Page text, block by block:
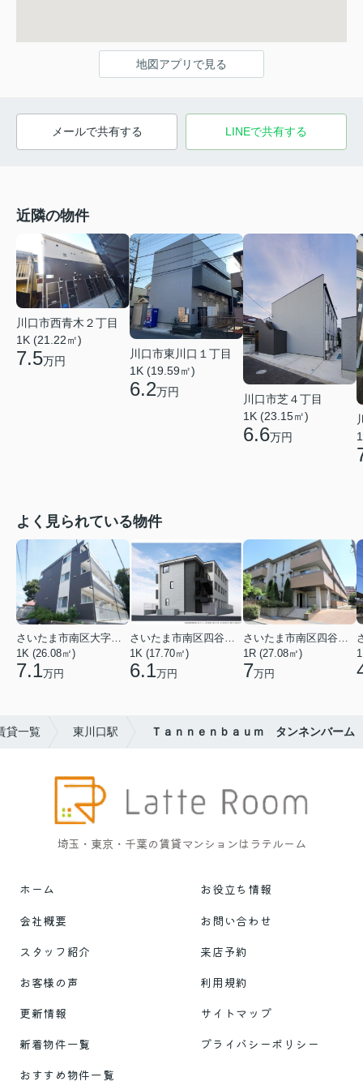
地図アプリで見る
メールで共有する LINEで共有する
近隣の物件
川口市西青木２丁目
1K (21.22㎡)
7.5万円
川口市東川口１丁目
1K (19.59㎡)
6.2万円
川口市芝４丁目
1K (23.15㎡)
6.6万円
よく見られている物件
1K (26.08㎡)
7.1万円
1K (17.70㎡)
6.1万円
1R (27.08㎡)
7万円
貸一覧 東川口駅 Ｔａｎｎｅｎｂａｕｍ タンネンバーム
埼玉・東京・千葉の賃貸マンションはラテルーム
ホーム
お役立ち情報
会社概要
お問い合わせ
スタッフ紹介
来店予約
お客様の声
利用規約
更新情報
サイトマップ
新着物件一覧
プライバシーポリシー
おすすめ物件一覧